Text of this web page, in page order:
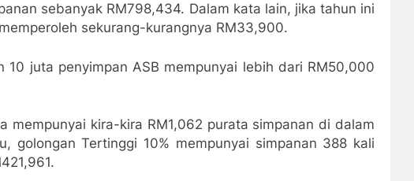
sebanyak RM798,434. Dalam kata lain, jika tahun ini
sekurang-kurangnya RM33,900.
10 juta penyimpan ASB mempunyai lebih dari RM50,000
mempunyai kira-kira RM1,062 purata simpanan di dalam
golongan Tertinggi 10% mempunyai simpanan 388 kali